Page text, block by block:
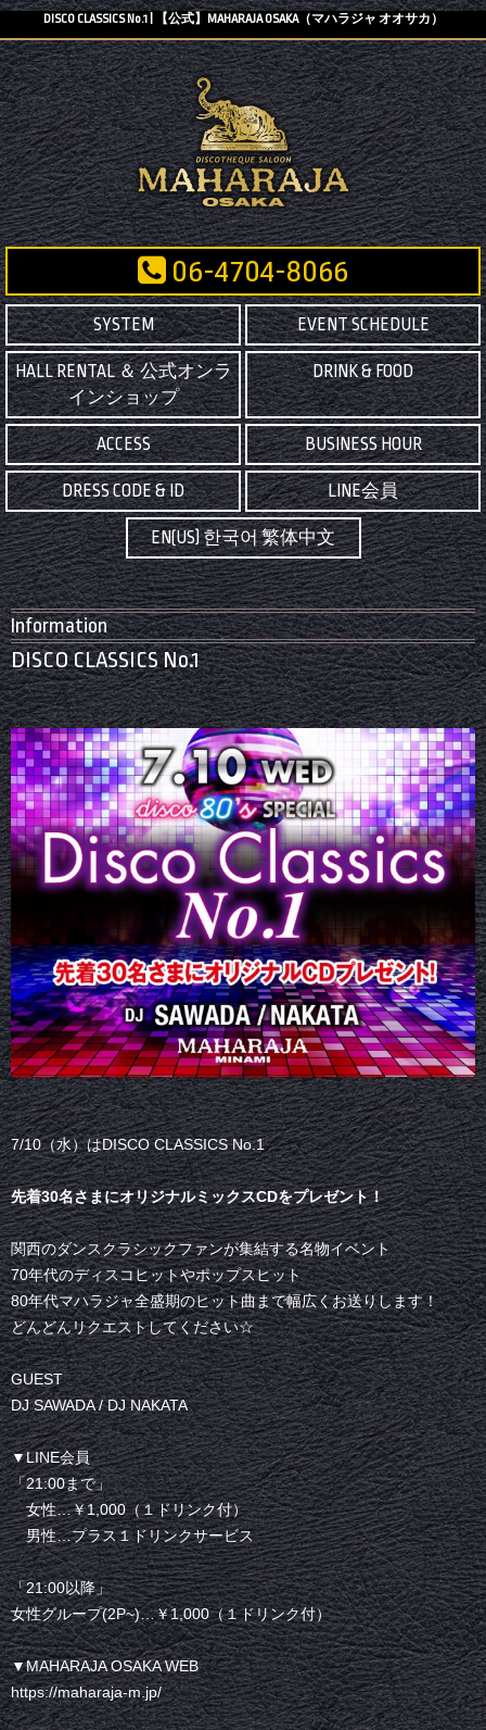
DISCO CLASSICS No.1 | 【公式】MAHARAJA OSAKA（マハラジャ オオサカ）
06-4704-8066
SYSTEM EVENT SCHEDULE
HALL RENTAL ＆ 公式オンラ
インショップ
DRINK & FOOD
ACCESS BUSINESS HOUR
DRESS CODE & ID LINE会員
EN(US) 한국어 繁体中文
Information
DISCO CLASSICS No.1
7/10（水）はDISCO CLASSICS No.1
先着30名さまにオリジナルミックスCDをプレゼント！
関西のダンスクラシックファンが集結する名物イベント
70年代のディスコヒットやポップスヒット
80年代マハラジャ全盛期のヒット曲まで幅広くお送りします！
どんどんリクエストしてください☆
GUEST
DJ SAWADA / DJ NAKATA
▼LINE会員
「21:00まで」
女性…￥1,000（１ドリンク付）
男性…プラス１ドリンクサービス
「21:00以降」
女性グループ(2P~)…￥1,000（１ドリンク付）
▼MAHARAJA OSAKA WEB
https://maharaja-m.jp/